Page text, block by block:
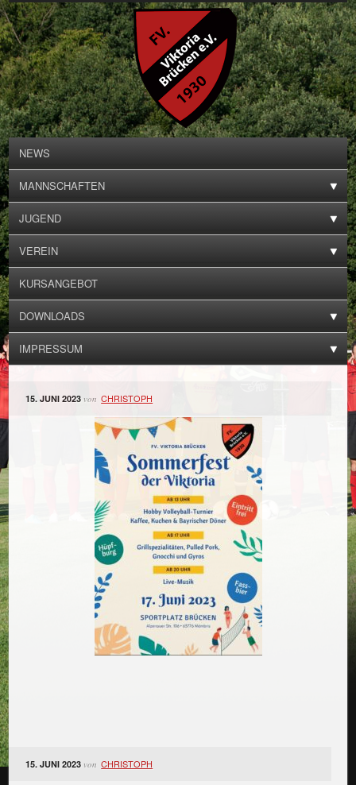
NEWS
MANNSCHAFTEN
JUGEND
VEREIN
KURSANGEBOT
DOWNLOADS
IMPRESSUM
15. JUNI 2023 von CHRISTOPH
15. JUNI 2023 von CHRISTOPH